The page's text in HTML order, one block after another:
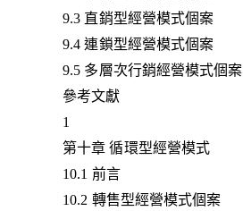
9.3 直銷型經營模式個案
9.4 連鎖型經營模式個案
9.5 多層次行銷經營模式個案
參考文獻
1
第十章 循環型經營模式
10.1 前言
10.2 轉售型經營模式個案